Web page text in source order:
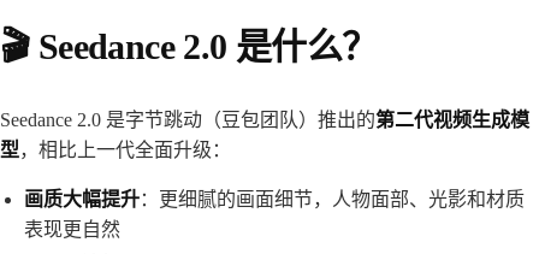
🎬 Seedance 2.0 是什么？
Seedance 2.0 是字节跳动（豆包团队）推出的第二代视频生成模
型，相比上一代全面升级：
画质大幅提升：更细腻的画面细节，人物面部、光影和材质
表现更自然